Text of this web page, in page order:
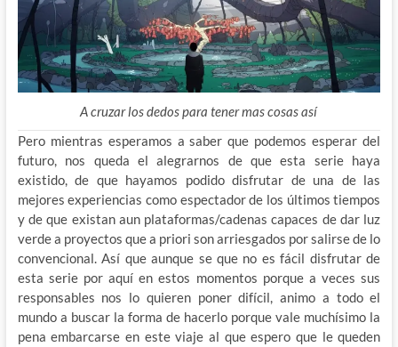
A cruzar los dedos para tener mas cosas así
Pero mientras esperamos a saber que podemos esperar del
futuro, nos queda el alegrarnos de que esta serie haya
existido, de que hayamos podido disfrutar de una de las
mejores experiencias como espectador de los últimos tiempos
y de que existan aun plataformas/cadenas capaces de dar luz
verde a proyectos que a priori son arriesgados por salirse de lo
convencional. Así que aunque se que no es fácil disfrutar de
esta serie por aquí en estos momentos porque a veces sus
responsables nos lo quieren poner difícil, animo a todo el
mundo a buscar la forma de hacerlo porque vale muchísimo la
pena embarcarse en este viaje al que espero que le queden